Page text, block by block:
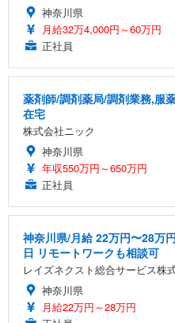
神奈川県
月給32万4,000円～60万円
正社員
薬剤師/調剤薬局/調剤業務,服
在宅
株式会社ニック
神奈川県
年収550万円～650万円
正社員
神奈川県/月給 22万円〜28万
日 リモートワークも相談可
レイズネクスト総合サービス株
神奈川県
月給22万円～28万円